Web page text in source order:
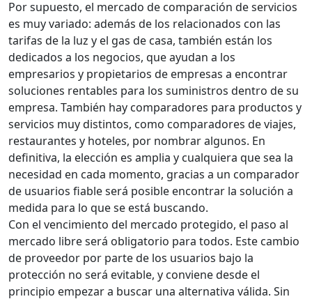
Por supuesto, el mercado de comparación de servicios
es muy variado: además de los relacionados con las
tarifas de la luz y el gas de casa, también están los
dedicados a los negocios, que ayudan a los
empresarios y propietarios de empresas a encontrar
soluciones rentables para los suministros dentro de su
empresa. También hay comparadores para productos y
servicios muy distintos, como comparadores de viajes,
restaurantes y hoteles, por nombrar algunos. En
definitiva, la elección es amplia y cualquiera que sea la
necesidad en cada momento, gracias a un comparador
de usuarios fiable será posible encontrar la solución a
medida para lo que se está buscando.
Con el vencimiento del mercado protegido, el paso al
mercado libre será obligatorio para todos. Este cambio
de proveedor por parte de los usuarios bajo la
protección no será evitable, y conviene desde el
principio empezar a buscar una alternativa válida. Sin